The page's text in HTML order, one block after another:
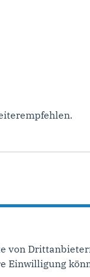
von
Einwilligung